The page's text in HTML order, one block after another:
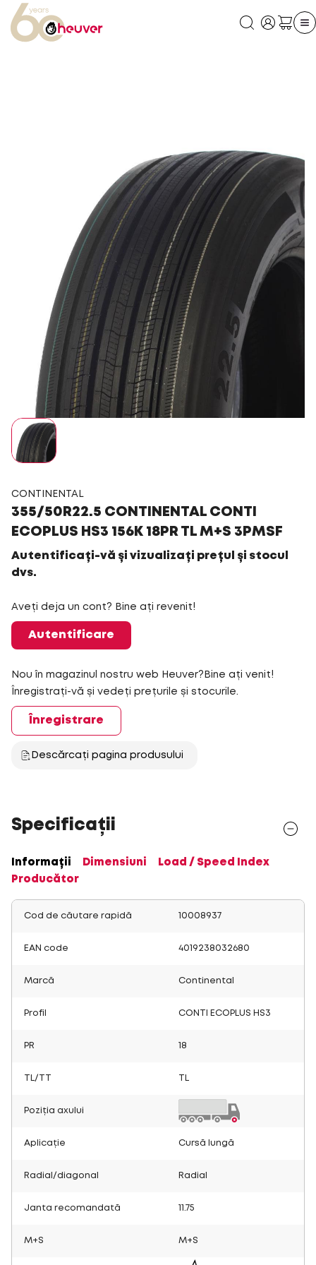
CONTINENTAL
355/50R22.5 CONTINENTAL CONTI
ECOPLUS HS3 156K 18PR TL M+S 3PMSF
Autentificați-vă și vizualizați prețul și stocul
dvs.
Aveți deja un cont? Bine ați revenit!
Autentificare
Nou în magazinul nostru web Heuver?Bine ați venit!
Înregistrați-vă și vedeți prețurile și stocurile.
Înregistrare
Descărcați pagina produsului
Specificații
Informații Dimensiuni
Load / Speed Index
Producător
Cod de căutare rapidă 10008937
EAN code 4019238032680
Marcă Continental
Profil CONTI ECOPLUS HS3
PR 18
TL/TT
Poziția axului
Aplicație Cursă lungă
Radial/diagonal Radial
Janta recomandată 11.75
M+S M+S